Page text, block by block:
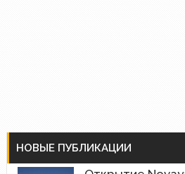
НОВЫЕ ПУБЛИКАЦИИ